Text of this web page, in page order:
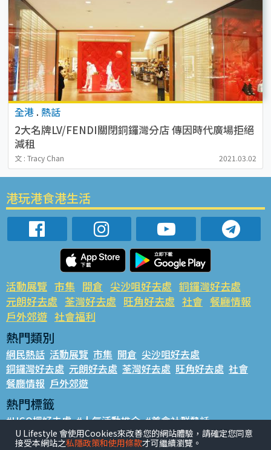
全港 . 熱話
2大名牌LV/FENDI關閉銅鑼灣分店 傳因時代廣場拒絕
減租
文 : Tracy Chan 2021.03.02
港玩港食港生活
活動展覽 市集 開倉 尖沙咀好去處 銅鑼灣好去處
元朗好去處 荃灣好去處 旺角好去處 社會 餐廳情報
戶外郊遊 社會福利
熱門類別
網民熱話 活動展覽 市集 開倉 尖沙咀好去處
銅鑼灣好去處 元朗好去處 荃灣好去處 旺角好去處 社會
餐廳情報 戶外郊遊
熱門標籤
#UGO搵好去處 #人氣活動推介 #美食社群熱話
#親子玩樂好去處 #ULifestyle應用程式 #限時搶
U Lifestyle 會使用Cookies來改善您的網站體驗，請確定您同意
接受本網站之私隱政策和使用條款才可繼續瀏覽。